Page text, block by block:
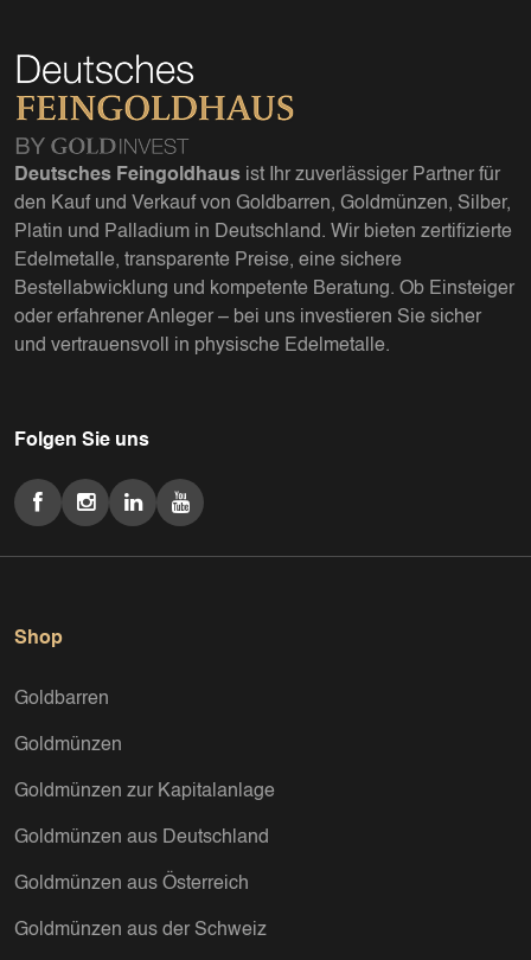
Deutsches Feingoldhaus ist Ihr zuverlässiger Partner für
den Kauf und Verkauf von Goldbarren, Goldmünzen, Silber,
Platin und Palladium in Deutschland. Wir bieten zertifizierte
Edelmetalle, transparente Preise, eine sichere
Bestellabwicklung und kompetente Beratung. Ob Einsteiger
oder erfahrener Anleger – bei uns investieren Sie sicher
und vertrauensvoll in physische Edelmetalle.
Folgen Sie uns
Shop
Goldbarren
Goldmünzen
Goldmünzen zur Kapitalanlage
Goldmünzen aus Deutschland
Goldmünzen aus Österreich
Goldmünzen aus der Schweiz